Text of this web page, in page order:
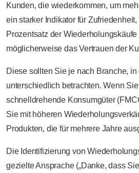
Kunden, die wiederkommen, um
ein starker Indikator für
Prozentsatz der
möglicherweise das Vertrauen der
Diese sollten Sie je nach Branche,
unterschiedlich betrachten. Wenn
schnelldrehende Konsumgüter
Sie mit höheren
Produkten, die für mehrere Jahre
Die Identifizierung von
gezielte Ansprache („Danke, dass